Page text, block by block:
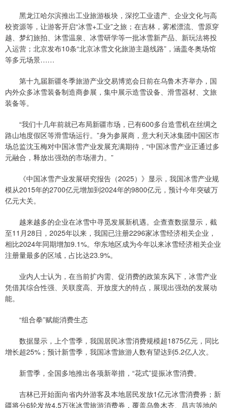
黑龙江哈尔滨推出工业旅游板块，深挖工业遗产、企业文化与高
校资源等，让游客开启“冰雪+工业”之旅；在吉林，雾凇漂流、雪原穿
越、梦幻旅拍、沐雪温泉、冰雪研学等一批冰雪新产品、新玩法将投
入运营；北京发布10条“北京冰雪文化旅游主题线路”，涵盖冬奥场馆
等多元场景……
第十九届新疆冬季旅游产业交易博览会日前在乌鲁木齐举办，国
内外众多冰雪装备制造商参展，集中展示造雪设备、滑雪器材、文旅
装备等。
“我们十几年前就已布局新疆市场，已有600多台造雪机在丝绸之
路山地度假区等滑雪场运行。”身为参展商，意大利天冰集团中国区市
场总监沈玉梅对中国冰雪产业发展充满期待，“中国冰雪产业正通过多
元融合，释放出强劲的市场潜力。”
《中国冰雪产业发展研究报告（2025）》显示，我国冰雪产业规
模从2015年的2700亿元增加到2024年的9800亿元，预计今年突破万
亿元大关。
越来越多的企业在冰雪中寻觅发展新机遇。企查查数据显示，截
至11月28日，2025年以来，我国已注册2296家冰雪经济相关企业，
相比2024年同期增加9.1%。华东地区成为今年以来冰雪经济相关企业
注册量最多的区域，占比达23.9%。
业内人士认为，在当前扩内需、促消费的政策东风下，冰雪产业
凭借其综合性强、关联度高、开放度大的特点，展现出强劲的发展动
能。
“组合拳”赋能消费生态
数据显示，上个雪季，我国居民冰雪消费规模超1875亿元，同比
增长超25%；预计新雪季，我国冰雪旅游人数有望达到5.2亿人次。
新雪季，全国多地推出各项新举措，“花式”提振冰雪消费。
吉林已开始面向省内外游客及本地居民发放1亿元冰雪消费券；新
疆将分6轮发放4.5万张冰雪旅游消费券，覆盖乌鲁木齐、昌吉等地的